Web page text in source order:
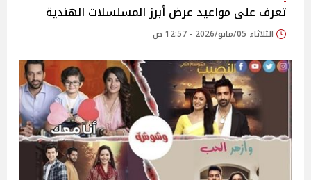
تعرف على مواعيد عرض أبرز المسلسلات الهندية
الثلاثاء 05/مايو/2026 - 12:57 ص